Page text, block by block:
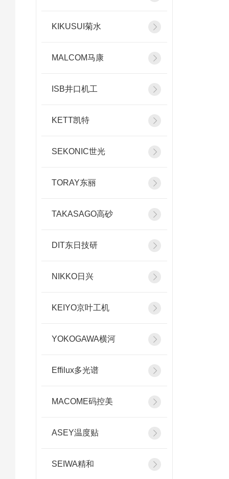
KIKUSUI菊水
MALCOM马康
ISB井口机工
KETT凯特
SEKONIC世光
TORAY东丽
TAKASAGO高砂
DIT东日技研
NIKKO日兴
KEIYO京叶工机
YOKOGAWA横河
Effilux多光谱
MACOME码控美
ASEY温度贴
SEIWA精和